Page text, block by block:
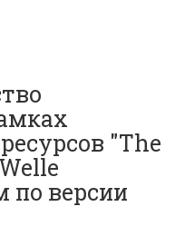
"The
версии